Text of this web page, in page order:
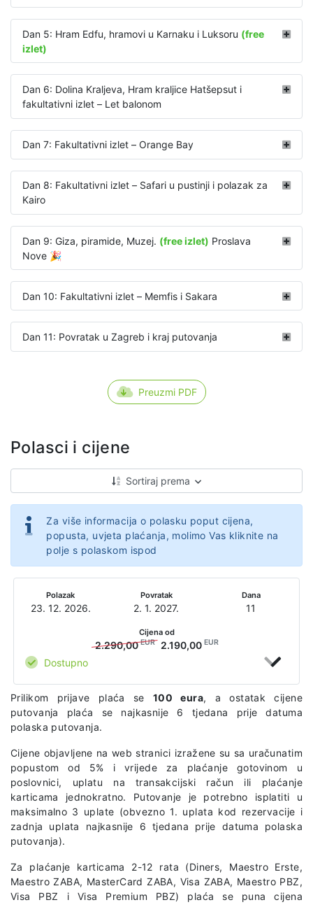
Dan 5: Hram Edfu, hramovi u Karnaku i Luksoru (free
izlet)
Dan 6: Dolina Kraljeva, Hram kraljice Hatšepsut i
fakultativni izlet – Let balonom
Dan 7: Fakultativni izlet – Orange Bay
Dan 8: Fakultativni izlet – Safari u pustinji i polazak za
Kairo
Dan 9: Giza, piramide, Muzej. (free izlet) Proslava
Nove 🎉
Dan 10: Fakultativni izlet – Memfis i Sakara
Dan 11: Povratak u Zagreb i kraj putovanja
Preuzmi PDF
Polasci i cijene
Sortiraj prema
Za više informacija o polasku poput cijena,
popusta, uvjeta plaćanja, molimo Vas kliknite na
polje s polaskom ispod
Polazak
23. 12. 2026.
Povratak
2. 1. 2027.
Dana
11
Dostupno
Cijena od
2.290,00EUR 2.190,00 EUR
Prilikom prijave plaća se 100 eura, a ostatak cijene
putovanja plaća se najkasnije 6 tjedana prije datuma
polaska putovanja.
Cijene objavljene na web stranici izražene su sa uračunatim
popustom od 5% i vrijede za plaćanje gotovinom u
poslovnici, uplatu na transakcijski račun ili plaćanje
karticama jednokratno. Putovanje je potrebno isplatiti u
maksimalno 3 uplate (obvezno 1. uplata kod rezervacije i
zadnja uplata najkasnije 6 tjedana prije datuma polaska
putovanja).
Za plaćanje karticama 2-12 rata (Diners, Maestro Erste,
Maestro ZABA, MasterCard ZABA, Visa ZABA, Maestro PBZ,
Visa PBZ i Visa Premium PBZ) plaća se puna cijena